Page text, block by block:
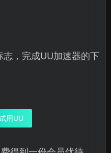
，完成UU加速器的下
用UU